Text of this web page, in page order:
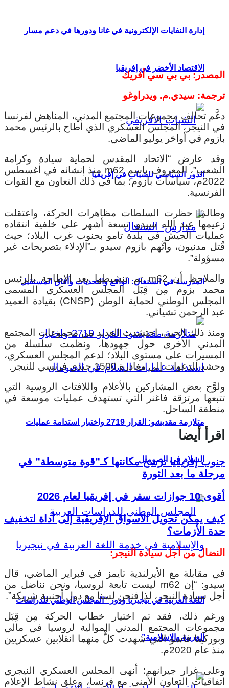
إدارة النفايات الإلكترونية في غانا ودورها في دعم مسار
الاقتصاد الأخضر في إفريقيا
الدور السياسي للشباب في إفريقيا
المدرسة في السنغال: الواقع والتحديات وآفاق المستقبل
متلازمة مقديشو: القرار 2719 واختبار استدامة عمليات
السلام في الصومال
اللغة العربية في نيجيريا ودور “المجلس الوطني للدراسات
العربية والإسلامية”
المصدر: بي بي سي أفريك
ترجمة: سيدي.م. ويدراوغو
دعَّم تحالف مجموعات المجتمع المدني، المناهض لفرنسا
في النيجر، المجلس العسكري الذي أطاح بالرئيس محمد
بازوم في أواخر يوليو الماضي.
وقد عارض “الاتحاد المقدس لحماية سيادة وكرامة
الشعب”، المعروف باسم m62 منذ إنشائه في أغسطس
2022م، سياسات بازوم؛ بما في ذلك التعاون مع القوات
الفرنسية.
وطالما حظرت السلطات مظاهرات الحركة، واعتقلت
زعيمها عبد الله سيدو، تسعة أشهر على خلفية انتقاده
عمليات الجيش في بلدة تامو بجنوب غرب البلاد؛ حيث
قُتل مدنيون، واتَّهم بازوم سيدو بـ”الإدلاء بتصريحات غير
مسؤولة”.
والملاحظ أن m62 تم تنشيطها بعد الإطاحة بالرئيس
محمد بزوم مِن قِبَل المجلس العسكري المسمى
المجلس الوطني لحماية الوطن (CNSP) بقيادة العميد
عبد الرحمن تشياني.
ومنذ ذلك الحين، احتشدت العديد من مجموعات المجتمع
المدني الأخرى حول جهودها، ونظمت سلسلة من
المسيرات على مستوى البلاد؛ لدعم المجلس العسكري،
وحشد الدعوات إلى مغادرة 1500 جندي فرنسي للنيجر.
ولوَّح بعض المشاركين بالأعلام واللافتات الروسية التي
تتبعها مرتزقة فاغنر التي تستهدف عمليات موسعة في
منطقة الساحل.
اقرأ أيضا
جنوب إفريقيا ترسخ مكانتها كـ”قوة متوسطة” في
مرحلة ما بعد الثورة
أقوى 10 جوازات سفر في إفريقيا لعام 2026
كيف يمكن تحويل الأسواق الإفريقية إلى أداة لتخفيف
حدة الأزمات؟
النضال من أجل سيادة النيجر:
في مقابلة مع الأيرلندية تايمز في فبراير الماضي، قال
سيدو: “إن m62 ليست تابعة لروسيا، ونحن نناضل من
أجل سيادة النيجر، لذا فنحن لسنا مع دول أجنبية شريكة”.
ورغم ذلك، فقد تم اختيار خطاب الحركة مِن قِبَل
مجموعات المجتمع المدني الموالية لروسيا في مالي
وبوركينا فاسو التي شهدت كلٌّ منهما انقلابين عسكريين
منذ عام 2020م.
وعلى غرار جيرانهم؛ أنهى المجلس العسكري النيجري
اتفاقيات التعاون الأمني ​​مع فرنسا، وعلق نشاط الإعلام